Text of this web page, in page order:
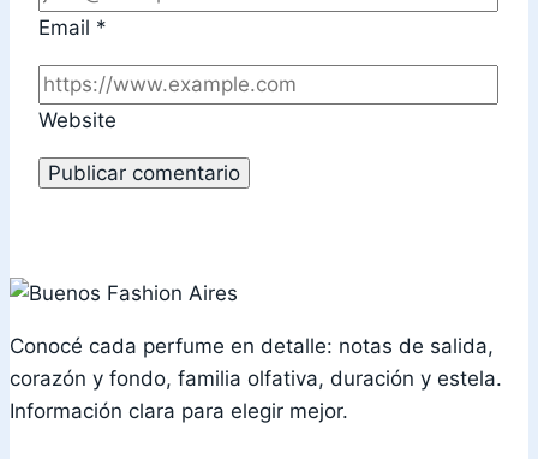
Email *
Website
Conocé cada perfume en detalle: notas de salida,
corazón y fondo, familia olfativa, duración y estela.
Información clara para elegir mejor.